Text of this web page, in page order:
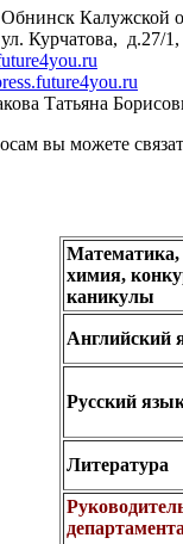
Калужской
Курчатова,
Татьяна
вы можете
Математика,
химия,
каникулы
Английский
Русский
Литература
департамента